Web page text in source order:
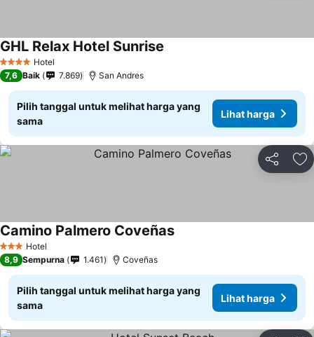
4 BintangHotel
GHL Relax Hotel Sunrise
7,6 Baik 7.869 San Andres
Pilih tanggal untuk melihat harga yang
sama
Lihat harga
Bagikan
3 BintangHotel
Camino Palmero Coveñas
8,9 Sempurna 1.461 Coveñas
Pilih tanggal untuk melihat harga yang
sama
Lihat harga